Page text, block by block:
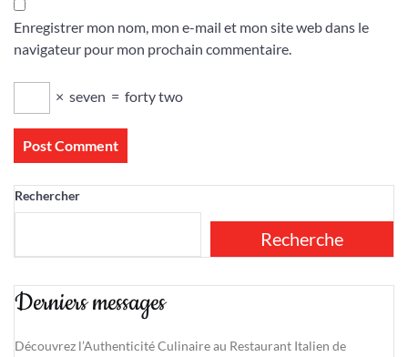
Enregistrer mon nom, mon e-mail et mon site web dans le
navigateur pour mon prochain commentaire.
× seven = forty two
Rechercher
Recherche
Derniers messages
Découvrez l’Authenticité Culinaire au Restaurant Italien de